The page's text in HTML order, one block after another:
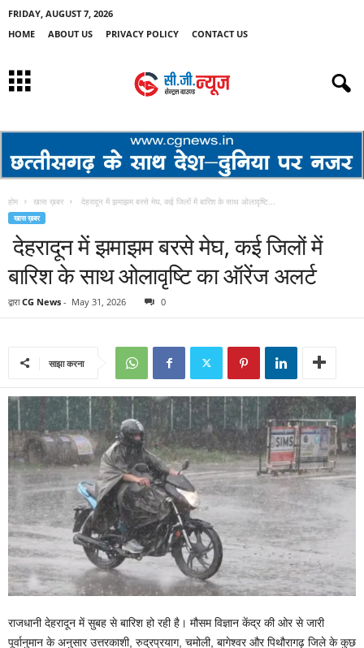
FRIDAY, AUGUST 7, 2026
HOME
ABOUT US PRIVACY POLICY CONTACT US
होम खास ख़बर देहरादून में झमाझम बरसे मेघ, कई जिलों में बारिश के साथ ओलावृष्टि...
खास ख़बर
देहरादून में झमाझम बरसे मेघ, कई जिलों में
बारिश के साथ ओलावृष्टि का ऑरेंज अलर्ट
द्वारा CG News - May 31, 2026 0
साझा करना
राजधानी देहरादून में सुबह से बारिश हो रही है। मौसम विज्ञान केंद्र की ओर से जारी
पूर्वानुमान के अनुसार उत्तरकाशी, रुद्रप्रयाग, चमोली, बागेश्वर और पिथौरागढ़ जिले के कुछ